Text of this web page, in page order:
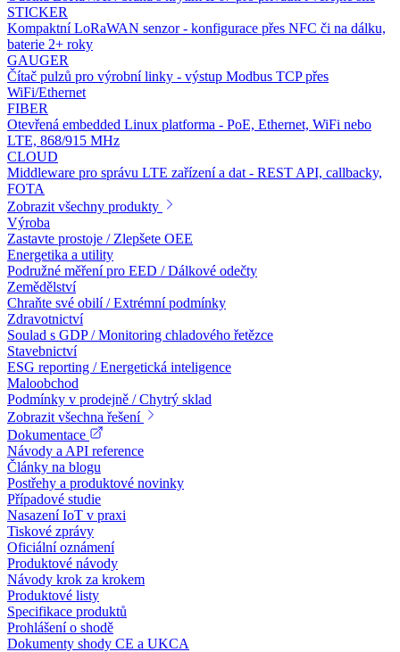
STICKER
Kompaktní LoRaWAN senzor - konfigurace přes NFC či na dálku,
baterie 2+ roky
GAUGER
Čítač pulzů pro výrobní linky - výstup Modbus TCP přes
WiFi/Ethernet
FIBER
Otevřená embedded Linux platforma - PoE, Ethernet, WiFi nebo
LTE, 868/915 MHz
CLOUD
Middleware pro správu LTE zařízení a dat - REST API, callbacky,
FOTA
Zobrazit všechny produkty
Výroba
Zastavte prostoje / Zlepšete OEE
Energetika a utility
Podružné měření pro EED / Dálkové odečty
Zemědělství
Chraňte své obilí / Extrémní podmínky
Zdravotnictví
Soulad s GDP / Monitoring chladového řetězce
Stavebnictví
ESG reporting / Energetická inteligence
Maloobchod
Podmínky v prodejně / Chytrý sklad
Zobrazit všechna řešení
Dokumentace
Návody a API reference
Články na blogu
Postřehy a produktové novinky
Případové studie
Nasazení IoT v praxi
Tiskové zprávy
Oficiální oznámení
Produktové návody
Návody krok za krokem
Produktové listy
Specifikace produktů
Prohlášení o shodě
Dokumenty shody CE a UKCA